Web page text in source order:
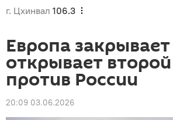
г. Цхинвал 106.3
Европа
открывает
против России
20:09 03.06.2026